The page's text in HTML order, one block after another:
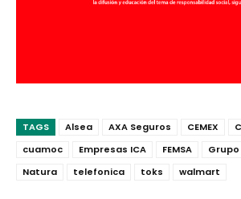
TAGS Alsea AXA Seguros CEMEX
cuamoc
Empresas ICA FEMSA
Natura
telefonica toks walmart